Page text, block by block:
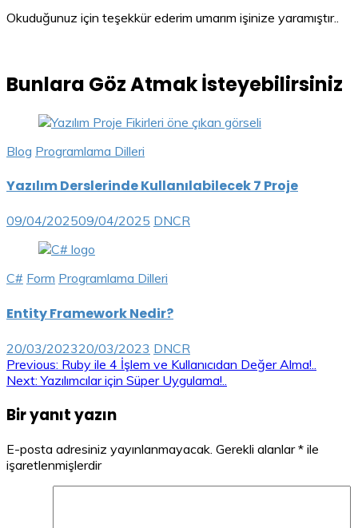
Okuduğunuz için teşekkür ederim umarım işinize yaramıştır..
Bunlara Göz Atmak İsteyebilirsiniz
Blog Programlama Dilleri
Yazılım Derslerinde Kullanılabilecek 7 Proje
09/04/202509/04/2025 DNCR
C# Form Programlama Dilleri
Entity Framework Nedir?
20/03/202320/03/2023 DNCR
Yazı
Previous: Ruby ile 4 İşlem ve Kullanıcıdan Değer Alma!..
Next: Yazılımcılar için Süper Uygulama!..
Bir yanıt yazın
E-posta adresiniz yayınlanmayacak. Gerekli alanlar* ile
işaretlenmişlerdir